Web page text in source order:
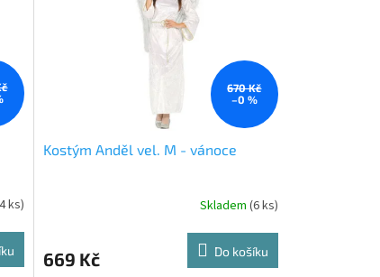
ks)
670 Kč
–0 %
Kostým Anděl vel. M - vánoce
Skladem (6 ks)
669 Kč Do košíku